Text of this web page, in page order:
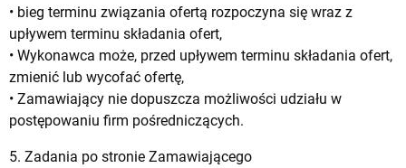
• bieg terminu związania ofertą rozpoczyna się wraz z
upływem terminu składania ofert,
• Wykonawca może, przed upływem terminu składania ofert,
zmienić lub wycofać ofertę,
• Zamawiający nie dopuszcza możliwości udziału w
postępowaniu firm pośredniczących.
5. Zadania po stronie Zamawiającego